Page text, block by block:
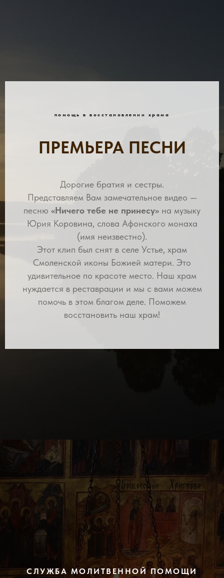
помощь в восстановлении храма
ПРЕМЬЕРА ПЕСНИ
Дорогие братия и сестры.
Представляем Вам замечательное видео —
песню «Ничего тебе не принесу» на музыку
Юрия Коровина, слова Афонского монаха
(имя неизвестно).
Этот клип был снят в селе Устье, храм
Смоленской иконы Божией матери. Это
удивительное по красоте место. Наш храм
нуждается в реставрации и мы с вами можем
помочь в этом благом деле. Поможем
восстановить наш храм!
СЛУЖБА МОЛИТВЕННОЙ ПОМОЩИ